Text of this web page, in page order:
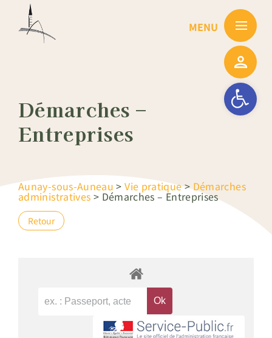
Ouvrir la
Démarches –
Entreprises
Aunay-sous-Auneau >Vie pratique>Démarches
administratives > Démarches – Entreprises
Retour